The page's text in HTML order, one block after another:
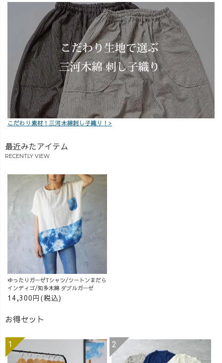
こだわり素材！三河木綿刺し子織り！>
最近みたアイテム
RECENTLY VIEW
ゆったりガーゼTシャツ/ツートンまだら
インディゴ/知多木綿 ダブルガーゼ
14,300円(税込)
お得セット